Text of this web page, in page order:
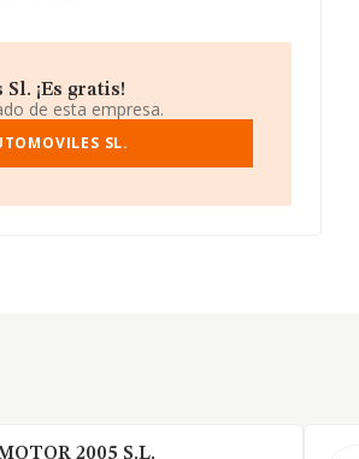
¡Es gratis!
de esta empresa.
SL.
2005 S.L.